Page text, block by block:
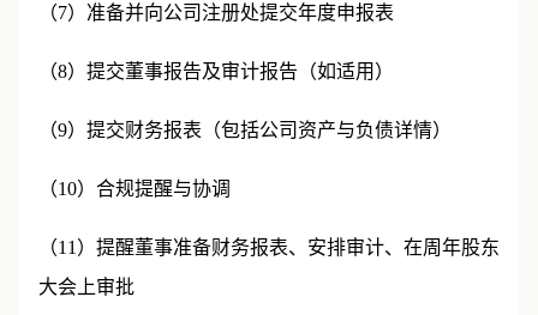
（7）准备并向公司注册处提交年度申报表
（8）提交董事报告及审计报告（如适用）
（9）提交财务报表（包括公司资产与负债详情）
（10）合规提醒与协调
（11）提醒董事准备财务报表、安排审计、在周年股东
大会上审批